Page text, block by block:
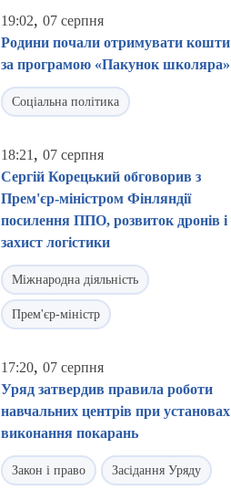
19:02, 07 серпня
Родини почали отримувати кошти
за програмою «Пакунок школяра»
Соціальна політика
18:21 , 07 серпня
Сергій Корецький обговорив з
Прем'єр-міністром Фінляндії
посилення ППО, розвиток дронів і
захист логістики
Міжнародна діяльність
Прем'єр-міністр
17:20, 07 серпня
Уряд затвердив правила роботи
навчальних центрів при установах
виконання покарань
Закон і право Засідання Уряду